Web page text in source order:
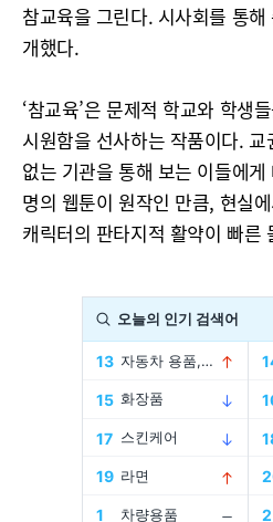
참교육을 그린다. 시사회를 통
개했다.
‘참교육’은 문제적 학교와 학생
시원함을 선사하는 작품이다.
없는 기관을 통해 보는 이들에
명의 웹툰이 원작인 만큼, 현실
캐릭터의 판타지적 활약이 빠른